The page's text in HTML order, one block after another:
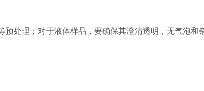
理；对于液体样品，要确保其澄清透明，无气泡和